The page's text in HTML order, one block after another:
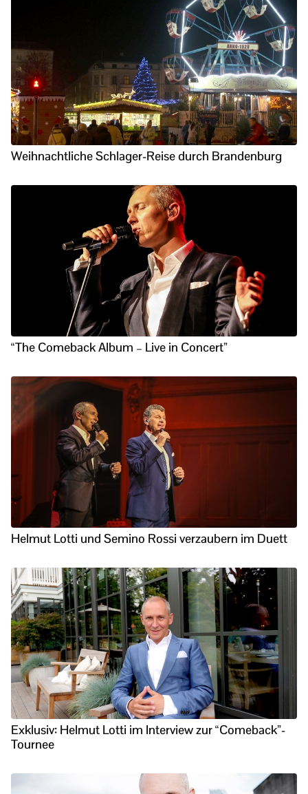
Weihnachtliche Schlager-Reise durch Brandenburg
“The Comeback Album – Live in Concert”
Helmut Lotti und Semino Rossi verzaubern im Duett
Exklusiv: Helmut Lotti im Interview zur “Comeback”-
Tournee